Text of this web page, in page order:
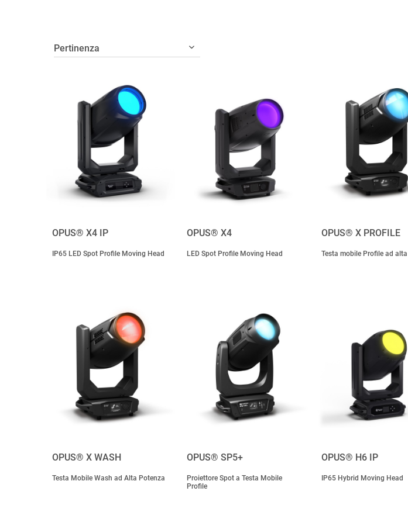
OPUS® X4 IP
IP65 LED Spot Profile Moving Head
OPUS® X4
LED Spot Profile Moving Head
OPUS® X PROFILE
Testa mobile Profile ad
OPUS® X WASH
Testa Mobile Wash ad Alta Potenza
OPUS® SP5+
Proiettore Spot a Testa Mobile
Profile
OPUS® H6 IP
IP65 Hybrid Moving Head